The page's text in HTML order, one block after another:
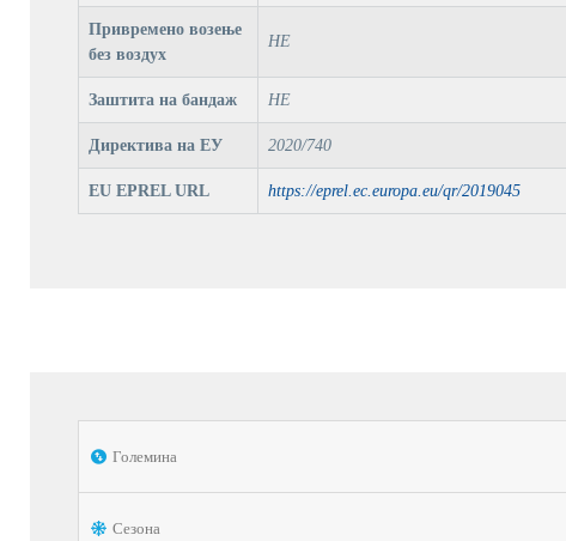
Привремено возење
без воздух
НЕ
Заштита на бандаж НЕ
Директива на ЕУ 2020/740
EU EPREL URL https://eprel.ec.europa.eu/qr/2019045
Големина
Сезона